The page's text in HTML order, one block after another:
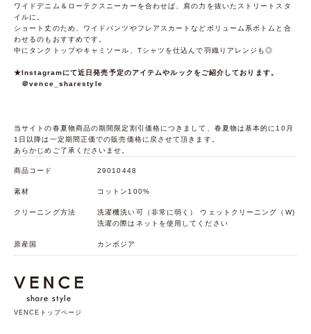
ワイドデニム＆ローテクスニーカーを合わせば、肩の力を抜いたストリートスタ
イルに。
ショート丈のため、ワイドパンツやフレアスカートなどボリューム系ボトムと合
わせるのもおすすめです。
中にタンクトップやキャミソール、Tシャツを仕込んで羽織りアレンジも◎
★Instagramにて近日発売予定のアイテムやルックをご紹介しております。
＠vence_sharestyle
当サイトの春夏物商品の期間限定割引価格につきまして、春夏物は基本的に10月
1日以降は一定期間正価での販売価格に戻させて頂きます。
あらかじめご了承くださいませ。
商品コード 29010448
素材 コットン100%
クリーニング方法
洗濯機洗い可（非常に弱く） ウェットクリーニング（W)
洗濯の際はネットを使用してください
原産国 カンボジア
VENCEトップページ